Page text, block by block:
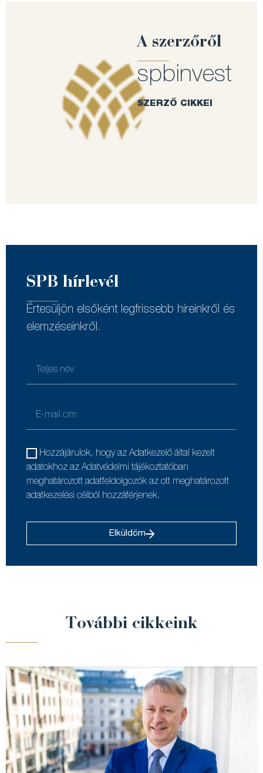
A szerzőről
spbinvest
SZERZŐ CIKKEI
SPB hírlevél
Értesüljön elsőként legfrissebb híreinkről és
elemzéseinkről.
Hozzájárulok, hogy az Adatkezelő által kezelt
adatokhoz az Adatvédelmi tájékoztatóban
meghatározott adatfeldolgozók az ott meghatározott
adatkezelési célból hozzáférjenek.
Elküldöm
További cikkeink